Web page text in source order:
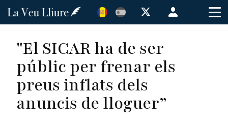
Vés
Menú
de
usuario
"El SICAR ha de ser
públic per frenar els
preus inflats dels
anuncis de lloguer”